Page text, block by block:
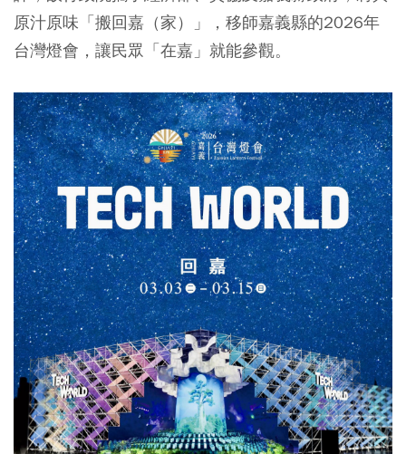
原汁原味「搬回嘉（家）」，移師嘉義縣的2026年
台灣燈會，讓民眾「在嘉」就能參觀。